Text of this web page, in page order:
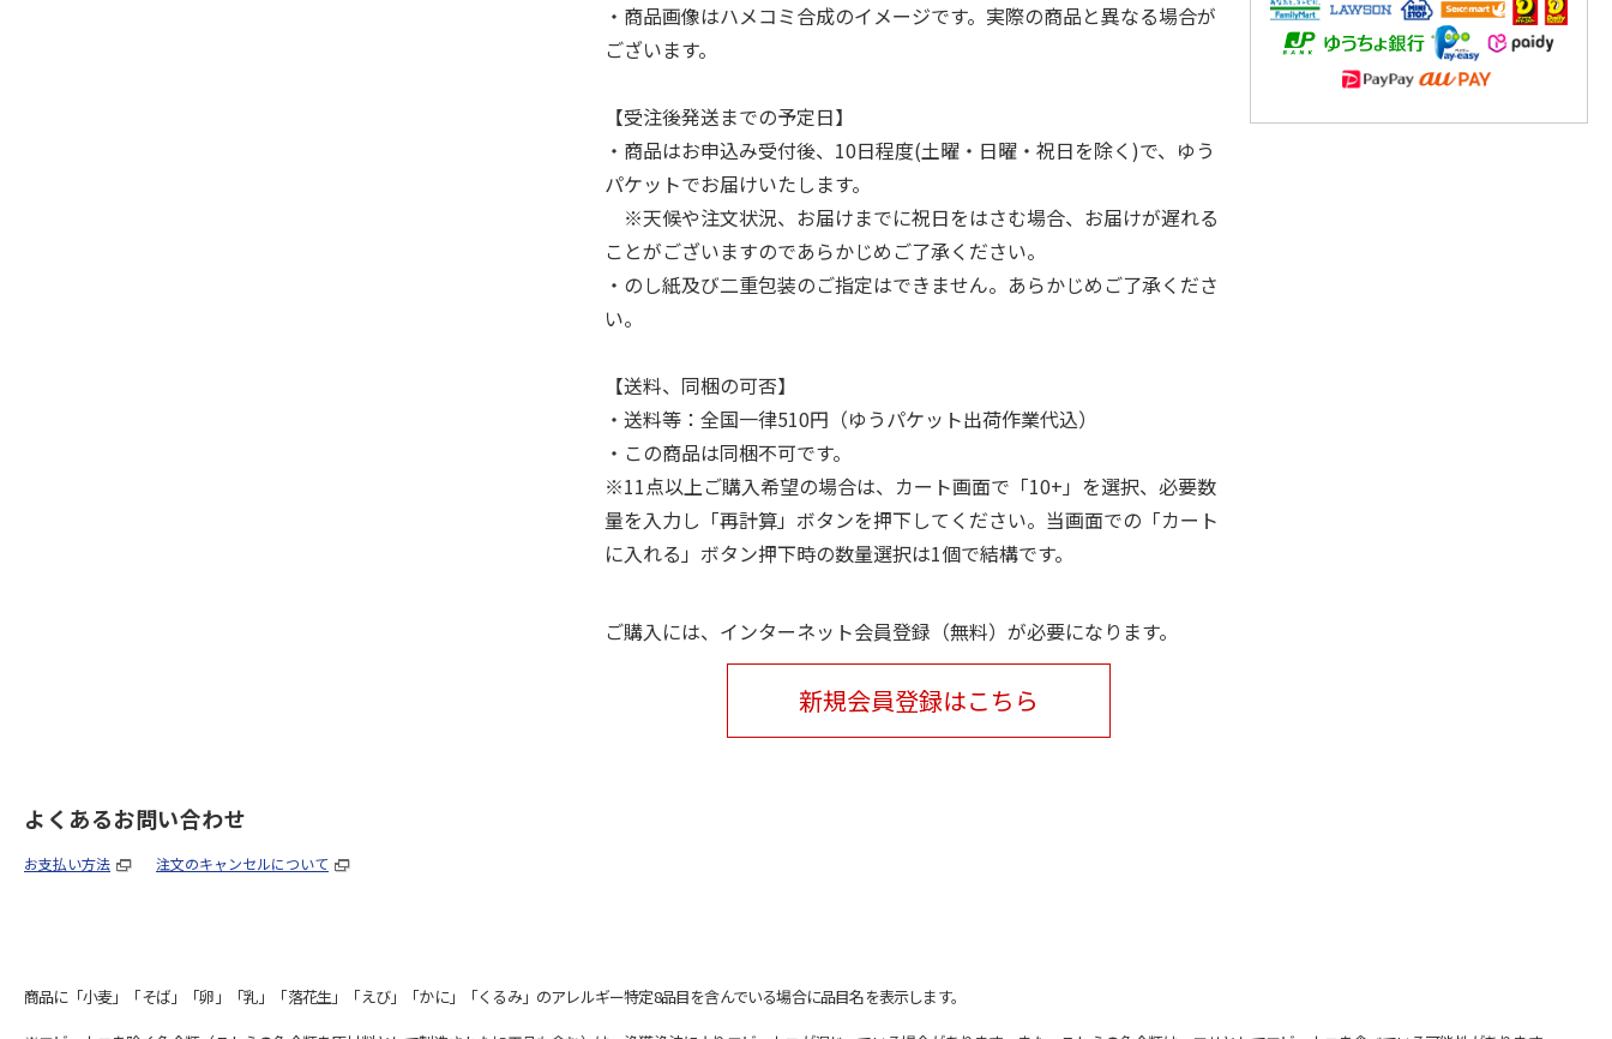
・商品画像はハメコミ合成のイメージです。実際の商品と異なる場合が
ございます。
【受注後発送までの予定日】
・商品はお申込み受付後、10日程度(土曜・日曜・祝日を除く)で、ゆう
パケットでお届けいたします。
※天候や注文状況、お届けまでに祝日をはさむ場合、お届けが遅れる
ことがございますのであらかじめご了承ください。
・のし紙及び二重包装のご指定はできません。あらかじめご了承くださ
い。
【送料、同梱の可否】
・送料等：全国一律510円（ゆうパケット出荷作業代込）
・この商品は同梱不可です。
※11点以上ご購入希望の場合は、カート画面で「10+」を選択、必要数
量を入力し「再計算」ボタンを押下してください。当画面での「カート
に入れる」ボタン押下時の数量選択は1個で結構です。
ご購入には、インターネット会員登録（無料）が必要になります。
新規会員登録はこちら
よくあるお問い合わせ
お支払い方法 注文のキャンセルについて
商品に「小麦」「そば」「卵」「乳」「落花生」「えび」「かに」「くるみ」のアレルギー特定8品目を含んでいる場合に品目名を表示します。